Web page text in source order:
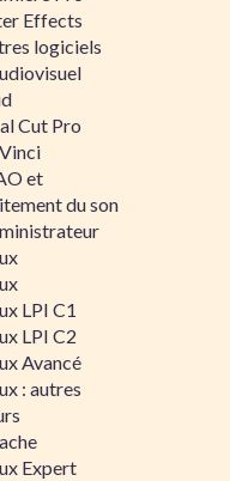
Effects
logiciels
Cut Pro
et
du son
LPI C1
LPI C2
Avancé
: autres
Expert